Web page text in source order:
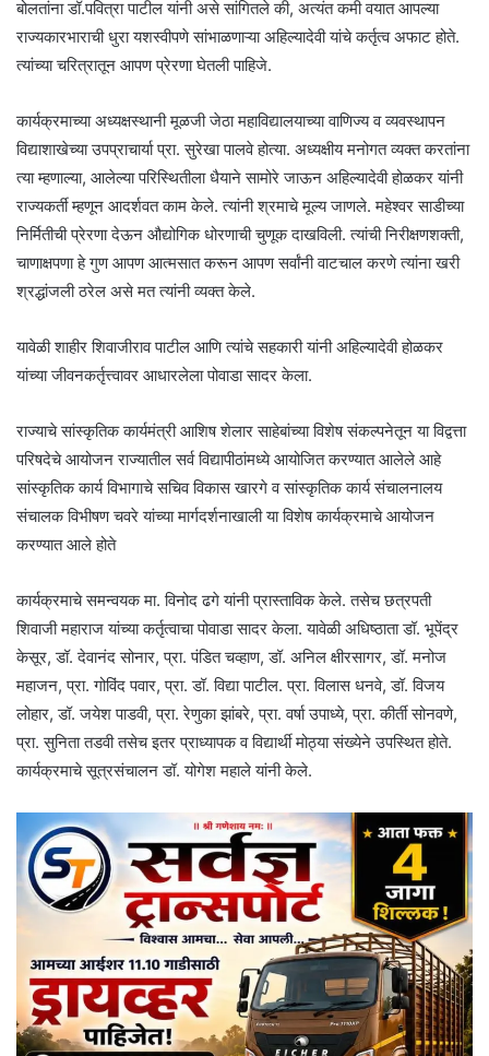
बोलतांना डॉ.पवित्रा पाटील यांनी असे सांगितले की, अत्यंत कमी वयात आपल्या
राज्यकारभाराची धुरा यशस्वीपणे सांभाळणाऱ्या अहिल्यादेवी यांचे कर्तृत्व अफाट होते.
त्यांच्या चरित्रातून आपण प्रेरणा घेतली पाहिजे.
कार्यक्रमाच्या अध्यक्षस्थानी मूळजी जेठा महाविद्यालयाच्या वाणिज्य व व्यवस्थापन
विद्याशाखेच्या उपप्राचार्या प्रा. सुरेखा पालवे होत्या. अध्यक्षीय मनोगत व्यक्त करतांना
त्या म्हणाल्या, आलेल्या परिस्थितीला धैयाने सामोरे जाऊन अहिल्यादेवी होळकर यांनी
राज्यकर्ती म्हणून आदर्शवत काम केले. त्यांनी श्रमाचे मूल्य जाणले. महेश्वर साडीच्या
निर्मितीची प्रेरणा देऊन औद्योगिक धोरणाची चुणूक दाखविली. त्यांची निरीक्षणशक्ती,
चाणाक्षपणा हे गुण आपण आत्मसात करून आपण सर्वांनी वाटचाल करणे त्यांना खरी
श्रद्धांजली ठरेल असे मत त्यांनी व्यक्त केले.
यावेळी शाहीर शिवाजीराव पाटील आणि त्यांचे सहकारी यांनी अहिल्यादेवी होळकर
यांच्या जीवनकर्तृत्त्वावर आधारलेला पोवाडा सादर केला.
राज्याचे सांस्कृतिक कार्यमंत्री आशिष शेलार साहेबांच्या विशेष संकल्पनेतून या विद्वत्ता
परिषदेचे आयोजन राज्यातील सर्व विद्यापीठांमध्ये आयोजित करण्यात आलेले आहे
सांस्कृतिक कार्य विभागाचे सचिव विकास खारगे व सांस्कृतिक कार्य संचालनालय
संचालक विभीषण चवरे यांच्या मार्गदर्शनाखाली या विशेष कार्यक्रमाचे आयोजन
करण्यात आले होते
कार्यक्रमाचे समन्वयक मा. विनोद ढगे यांनी प्रास्ताविक केले. तसेच छत्रपती
शिवाजी महाराज यांच्या कर्तृत्वाचा पोवाडा सादर केला. यावेळी अधिष्ठाता डॉ. भूपेंद्र
केसूर, डॉ. देवानंद सोनार, प्रा. पंडित चव्हाण, डॉ. अनिल क्षीरसागर, डॉ. मनोज
महाजन, प्रा. गोविंद पवार, प्रा. डॉ. विद्या पाटील. प्रा. विलास धनवे, डॉ. विजय
लोहार, डॉ. जयेश पाडवी, प्रा. रेणुका झांबरे, प्रा. वर्षा उपाध्ये, प्रा. कीर्ती सोनवणे,
प्रा. सुनिता तडवी तसेच इतर प्राध्यापक व विद्यार्थी मोठ्या संख्येने उपस्थित होते.
कार्यक्रमाचे सूत्रसंचालन डॉ. योगेश महाले यांनी केले.